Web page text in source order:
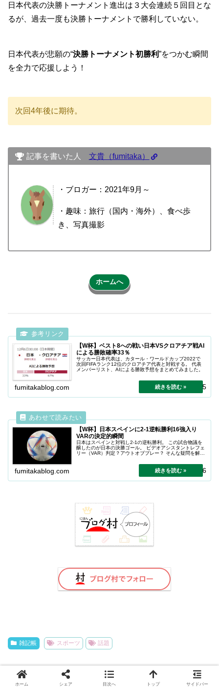
日本代表の決勝トーナメント進出は３大会連続５回目とな
るが、過去一度も決勝トーナメントで勝利していない。
日本代表が悲願の“決勝トーナメント初勝利”をつかむ瞬間
を全力で応援しよう！
次回4年後に期待。
記事を書いた人 文貴（fumitaka）
・ブロガー：2021年9月～
・趣味：旅行（国内・海外）、食べ歩
き、写真撮影
ホームへ
【W杯】ベスト8への戦い日本VSクロアチア戦AI
による勝敗確率33％
サッカー日本代表は、カタール・ワールドカップ2022で
次回FIFAランク12位のクロアチア代表と対戦する。 代表
メンバーリスト、AIによる勝敗予想をまとめてみました。
fumitakablog.com 2022.12.05
【W杯】日本スペインに2-1逆転勝利16強入り
VARの決定的瞬間
日本はスペインと対戦し2-1の逆転勝利。 この試合物議を
醸したのが日本の決勝ゴール。 ビデオアシスタントレフェ
リー（VAR）判定？アウトオブプレー？ そんな疑問を解決
fumitakablog.com 2024.04.26
雑記帳 スポーツ 話題
ホーム シェア 目次へ トップ サイドバー